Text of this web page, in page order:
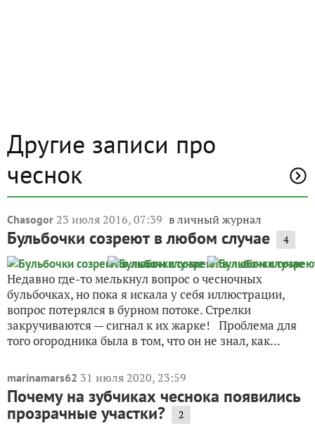
Другие записи про
чеснок
Chasogor 23 июля 2016, 07:39 в личный журнал
Бульбочки созреют в любом случае 4
Недавно где-то мелькнул вопрос о чесночных
бульбочках, но пока я искала у себя иллюстрации,
вопрос потерялся в бурном потоке. Стрелки
закручиваются — сигнал к их жарке! Проблема для
того огородника была в том, что он не знал, как...
marinamars62 31 июля 2020, 23:59
Почему на зубчиках чеснока появились
прозрачные участки? 2